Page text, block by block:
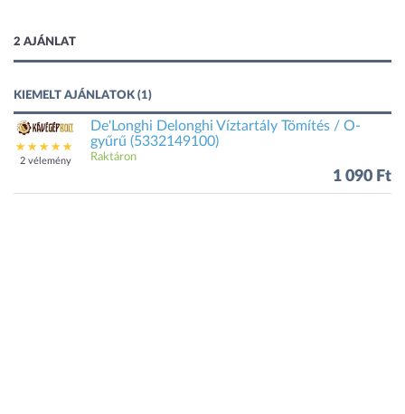
2 AJÁNLAT
KIEMELT AJÁNLATOK (1)
2 vélemény
De'Longhi Delonghi Víztartály Tömítés / O-
gyűrű (5332149100)
Raktáron
1 090 Ft